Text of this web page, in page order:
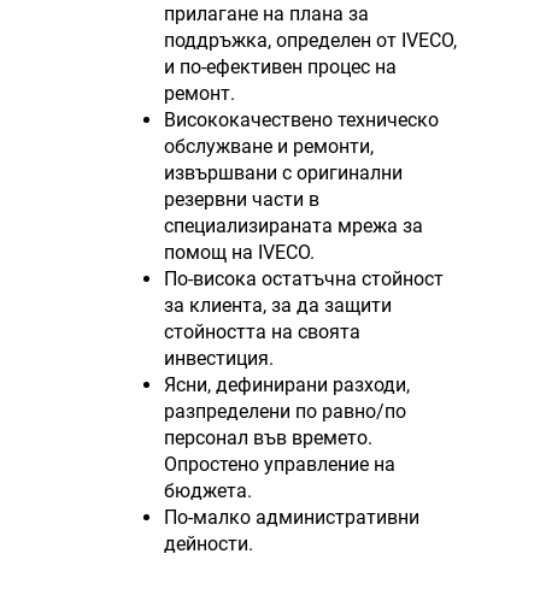
прилагане на плана за
поддръжка, определен от IVECO,
и по-ефективен процес на
ремонт.
Висококачествено техническо
обслужване и ремонти,
извършвани с оригинални
резервни части в
специализираната мрежа за
помощ на IVECO.
По-висока остатъчна стойност
за клиента, за да защити
стойността на своята
инвестиция.
Ясни, дефинирани разходи,
разпределени по равно/по
персонал във времето.
Опростено управление на
бюджета.
По-малко административни
дейности.